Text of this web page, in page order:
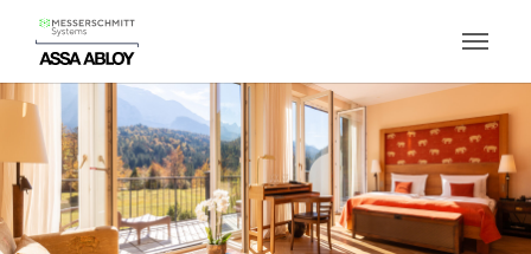
Skip to main content